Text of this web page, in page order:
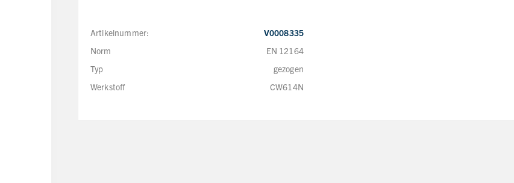
Artikelnummer:
V0008335
Norm
EN 12164
Typ
gezogen
Werkstoff
CW614N